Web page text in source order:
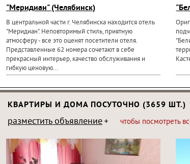
"Меридиан" (Челябинск)
В центральной части г. Челябинска находится отель
"Меридиан". Неповторимый стиль, приятную
атмосферу - все это оценят посетители отеля.
Представленные 62 номера сочетают в себе
прекрасный интерьер, качество обслуживания и
гибкую ценовую...
КВАРТИРЫ И ДОМА ПОСУТОЧНО (3659 ШТ.)
разместить объявление чтобы посмотреть